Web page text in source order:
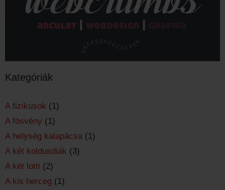
Kategóriák
A fizikusok (1)
A fösvény (1)
A helység kalapácsa (1)
A két koldusdiák (3)
A két lotti (2)
A kis herceg (1)